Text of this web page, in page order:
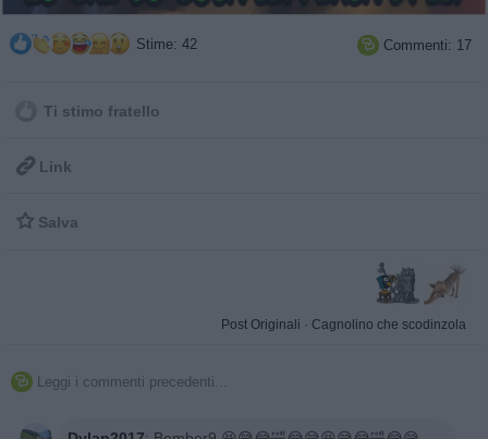
Stime: 42  Commenti: 17
Ti stimo fratello
 Link
 Salva
Post Originali · Cagnolino che scodinzola
 Leggi i commenti precedenti...